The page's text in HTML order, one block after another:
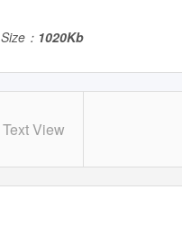
： 1020Kb
Text View